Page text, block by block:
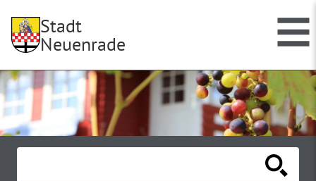
Stadt
Neuenrade